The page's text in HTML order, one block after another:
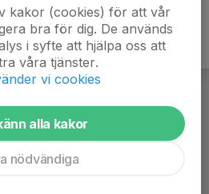
kakor (cookies) för att vår
bra för dig. De används
i syfte att hjälpa oss att
våra tjänster.
vi cookies
alla kakor
nödvändiga